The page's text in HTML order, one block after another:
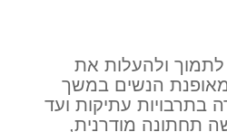
לתמוך ולהעלות את
הנשים במשך
בתרבויות עתיקות ועד
תחתונה מודרנית,